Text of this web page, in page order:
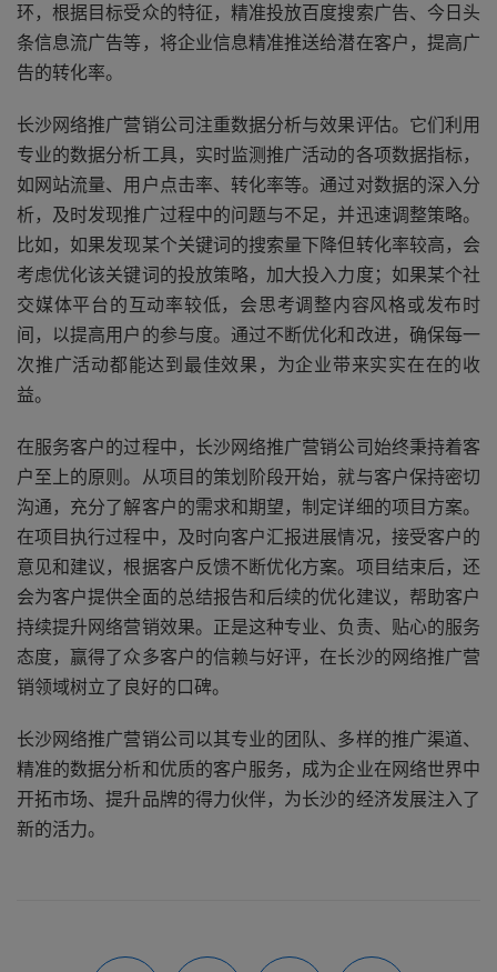
环，根据目标受众的特征，精准投放百度搜索广告、今日头
条信息流广告等，将企业信息精准推送给潜在客户，提高广
告的转化率。
长沙网络推广营销公司注重数据分析与效果评估。它们利用
专业的数据分析工具，实时监测推广活动的各项数据指标，
如网站流量、用户点击率、转化率等。通过对数据的深入分
析，及时发现推广过程中的问题与不足，并迅速调整策略。
比如，如果发现某个关键词的搜索量下降但转化率较高，会
考虑优化该关键词的投放策略，加大投入力度；如果某个社
交媒体平台的互动率较低，会思考调整内容风格或发布时
间，以提高用户的参与度。通过不断优化和改进，确保每一
次推广活动都能达到最佳效果，为企业带来实实在在的收
益。
在服务客户的过程中，长沙网络推广营销公司始终秉持着客
户至上的原则。从项目的策划阶段开始，就与客户保持密切
沟通，充分了解客户的需求和期望，制定详细的项目方案。
在项目执行过程中，及时向客户汇报进展情况，接受客户的
意见和建议，根据客户反馈不断优化方案。项目结束后，还
会为客户提供全面的总结报告和后续的优化建议，帮助客户
持续提升网络营销效果。正是这种专业、负责、贴心的服务
态度，赢得了众多客户的信赖与好评，在长沙的网络推广营
销领域树立了良好的口碑。
长沙网络推广营销公司以其专业的团队、多样的推广渠道、
精准的数据分析和优质的客户服务，成为企业在网络世界中
开拓市场、提升品牌的得力伙伴，为长沙的经济发展注入了
新的活力。